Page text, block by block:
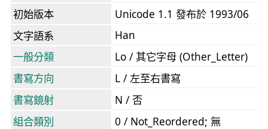
初始版本
Unicode 1.1 發布於 1993/06
文字語系
Han
一般分類
Lo / 其它字母 (Other_Letter)
書寫方向
L / 左至右書寫
書寫鏡射
N / 否
組合類別
0 / Not_Reordered; 無